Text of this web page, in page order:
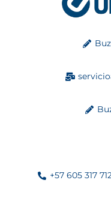
+57 605 317